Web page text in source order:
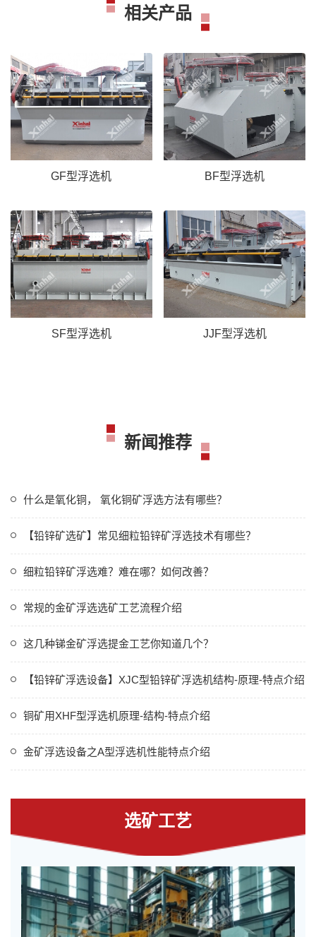
相关产品
GF型浮选机 BF型浮选机
SF型浮选机 JJF型浮选机
新闻推荐
什么是氧化铜， 氧化铜矿浮选方法有哪些？
【铅锌矿选矿】常见细粒铅锌矿浮选技术有哪些？
细粒铅锌矿浮选难？难在哪？如何改善？
常规的金矿浮选选矿工艺流程介绍
这几种锑金矿浮选提金工艺你知道几个？
【铅锌矿浮选设备】XJC型铅锌矿浮选机结构-原理-特点介绍
铜矿用XHF型浮选机原理-结构-特点介绍
金矿浮选设备之A型浮选机性能特点介绍
选矿工艺